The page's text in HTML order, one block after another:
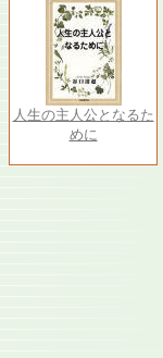
人生の主人公となるた
めに